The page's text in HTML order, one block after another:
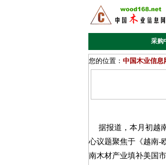
采购
您的位置： 中国木业信息
据报道，本月初越
心议题聚焦于《越南-
南木材产业填补美国